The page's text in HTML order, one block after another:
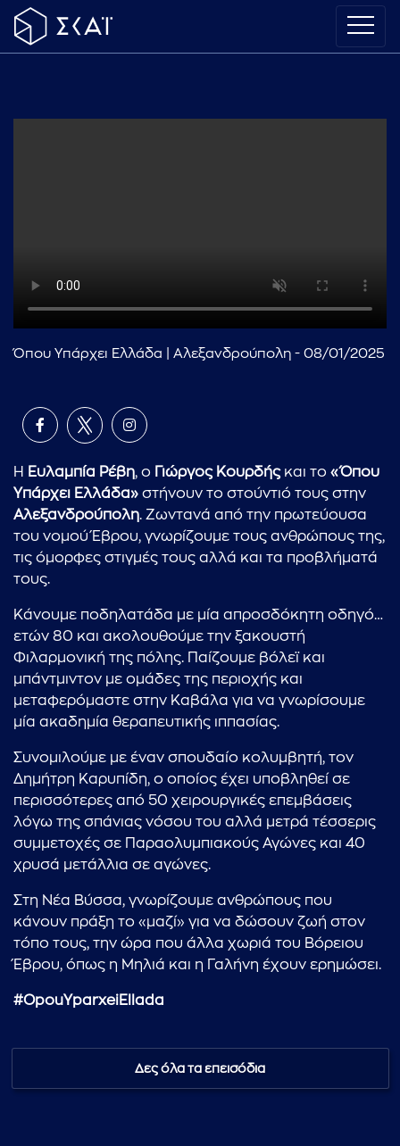
Όπου Υπάρχει Ελλάδα | Αλεξανδρούπολη - 08/01/2025
Η Ευλαμπία Ρέβη, ο Γιώργος Κουρδήςκαι το «Όπου
Υπάρχει Ελλάδα» στήνουν το στούντιό τους στην
Αλεξανδρούπολη. Ζωντανά από την πρωτεύουσα
του νομού Έβρου, γνωρίζουμε τους ανθρώπους της,
τις όμορφες στιγμές τους αλλά και τα προβλήματά
τους.
Κάνουμε ποδηλατάδα με μία απροσδόκητη οδηγό…
ετών 80 και ακολουθούμε την ξακουστή
Φιλαρμονική της πόλης. Παίζουμε βόλεϊ και
μπάντμιντον με ομάδες της περιοχής και
μεταφερόμαστε στην Καβάλα για να γνωρίσουμε
μία ακαδημία θεραπευτικής ιππασίας.
Συνομιλούμε με έναν σπουδαίο κολυμβητή, τον
Δημήτρη Καρυπίδη, ο οποίος έχει υποβληθεί σε
περισσότερες από 50 χειρουργικές επεμβάσεις
λόγω της σπάνιας νόσου του αλλά μετρά τέσσερις
συμμετοχές σε Παραολυμπιακούς Αγώνες και 40
χρυσά μετάλλια σε αγώνες.
Στη Νέα Βύσσα, γνωρίζουμε ανθρώπους που
κάνουν πράξη το «μαζί» για να δώσουν ζωή στον
τόπο τους, την ώρα που άλλα χωριά του Βόρειου
Έβρου, όπως η Μηλιά και η Γαλήνη έχουν ερημώσει.
#OpouYparxeiEllada
Δες όλα τα επεισόδια